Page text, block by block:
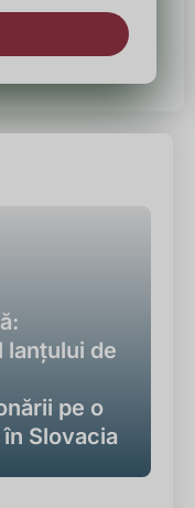
lanțului de
pe o
Slovacia